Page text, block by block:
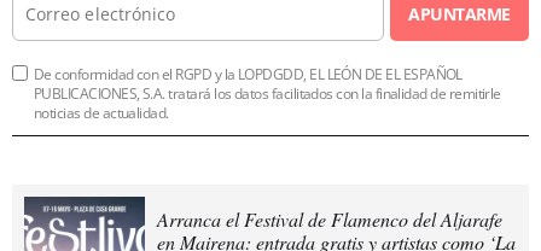
APUNTARME
De conformidad con el RGPD y la LOPDGDD, EL LEÓN DE EL ESPAÑOL
PUBLICACIONES, S.A. tratará los datos facilitados con la finalidad de remitirle
noticias de actualidad.
Arranca el Festival de Flamenco del Aljarafe
en Mairena: entrada gratis y artistas como ‘La